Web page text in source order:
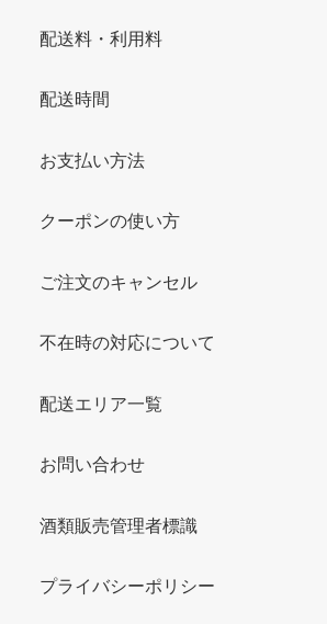
配送料・利用料
配送時間
お支払い方法
クーポンの使い方
ご注文のキャンセル
不在時の対応について
配送エリア一覧
お問い合わせ
酒類販売管理者標識
プライバシーポリシー